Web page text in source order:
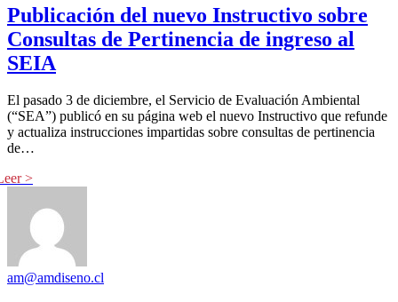
Publicación del nuevo Instructivo sobre
Consultas de Pertinencia de ingreso al
SEIA
El pasado 3 de diciembre, el Servicio de Evaluación Ambiental
(“SEA”) publicó en su página web el nuevo Instructivo que refunde
y actualiza instrucciones impartidas sobre consultas de pertinencia
de…
am@amdiseno.cl